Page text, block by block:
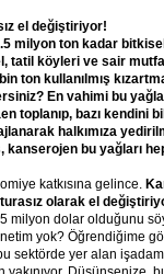
el değiştiriyor!
milyon ton kadar
tatil köyleri ve sair
ton kullanılmış
En vahimi bu
toplanıp, bazı kendini
halkımıza
kanserojen bu yağları
katkısına gelince.
olarak el
milyon dolar olduğunu
yok? Öğrendiğime
sektörde yer alan